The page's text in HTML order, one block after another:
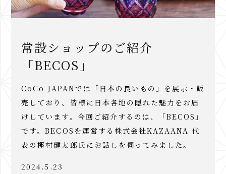
常設ショップのご紹介
「BECOS」
CoCo JAPANでは「日本の良いもの」を展示・販
売しており、皆様に日本各地の隠れた魅力をお届
けしています。今回ご紹介するのは、「BECOS」
です。BECOSを運営する株式会社KAZAANA 代
表の樫村健太郎氏にお話しを伺ってみました。
2024.5.23